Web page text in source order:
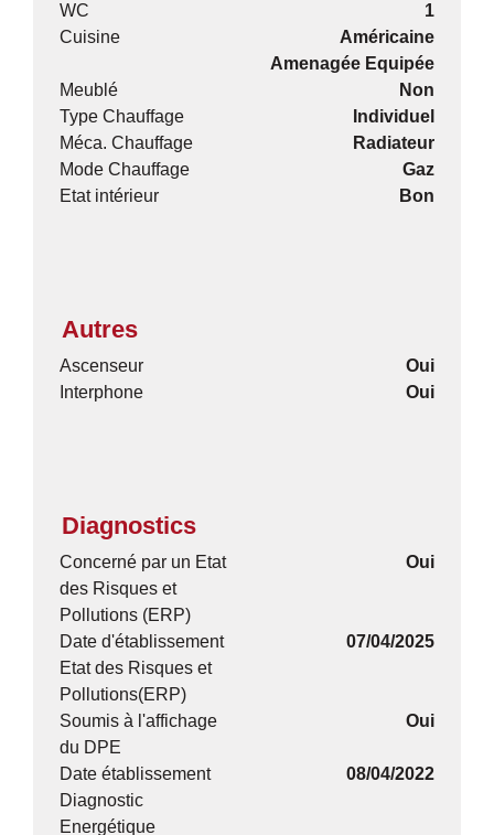
WC
1
Cuisine
Américaine
Amenagée Equipée
Meublé
Non
Type Chauffage
Individuel
Méca. Chauffage
Radiateur
Mode Chauffage
Gaz
Etat intérieur
Bon
Autres
Ascenseur
Oui
Interphone
Oui
Diagnostics
Concerné par un Etat
des Risques et
Pollutions (ERP)
Oui
Date d'établissement
Etat des Risques et
Pollutions(ERP)
07/04/2025
Soumis à l'affichage
du DPE
Oui
Date établissement
Diagnostic
Energétique
08/04/2022